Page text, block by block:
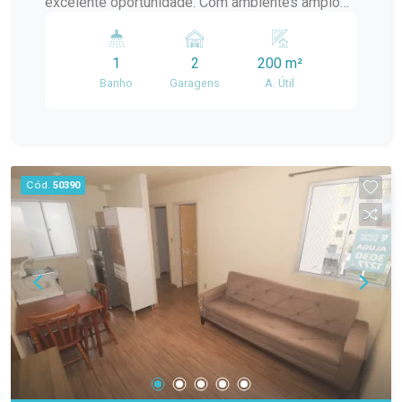
tanto quem deseja morar com qualidade quanto
quem busca um espaço para instalar seu
negócio. O imóvel conta com 2 dormitórios
conforto para o dia a dia. Sua estrutura permite
utilização tanto residencial quanto comercial,
sendo ideal para escritórios, consultórios,
clínicas, ateliês, pequenos comércios ou
prestadores de serviços, além de proporcionar
um excelente ambiente para moradia.
Diferenciais do imóvel: 2 dormitórios amplos;
Sala de estar; Cozinha; 1 banheiro; Churrasqueira;
Pátio privativo; 2 vagas de estacionamento
descobertas; Ambientes amplos e bem
distribuídos; Excelente opção para uso
1
Banho
2
Garagens
200 m²
A. Útil
Cód. 50390